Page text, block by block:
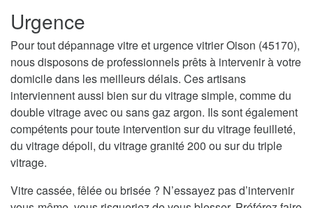
Urgence
Pour tout dépannage vitre et urgence vitrier Oison (45170),
nous disposons de professionnels prêts à intervenir à votre
domicile dans les meilleurs délais. Ces artisans
interviennent aussi bien sur du vitrage simple, comme du
double vitrage avec ou sans gaz argon. Ils sont également
compétents pour toute intervention sur du vitrage feuilleté,
du vitrage dépoli, du vitrage granité 200 ou sur du triple
vitrage.
Vitre cassée, fêlée ou brisée ? N’essayez pas d’intervenir